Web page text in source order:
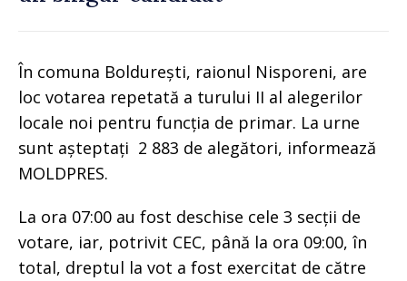
În comuna Boldurești, raionul Nisporeni, are
loc votarea repetată a turului II al alegerilor
locale noi pentru funcția de primar. La urne
sunt așteptați 2 883 de alegători, informează
MOLDPRES.
La ora 07:00 au fost deschise cele 3 secții de
votare, iar, potrivit CEC, până la ora 09:00, în
total, dreptul la vot a fost exercitat de către